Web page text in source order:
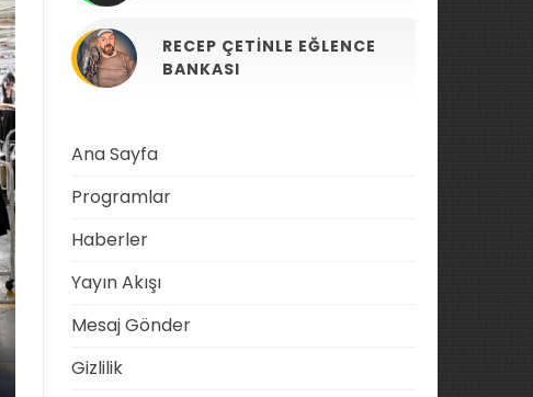
RECEP ÇETINLE EĞLENCE
BANKASI
Ana Sayfa
Programlar
Haberler
Yayın Akışı
Mesaj Gönder
Gizlilik